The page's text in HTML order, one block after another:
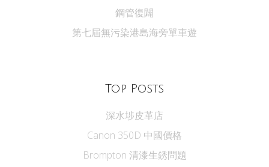
鋼管復闢
第七屆無污染港島海旁單車遊
Top Posts
深水埗皮革店
Canon 350D 中國價格
Brompton 清漆生銹問題